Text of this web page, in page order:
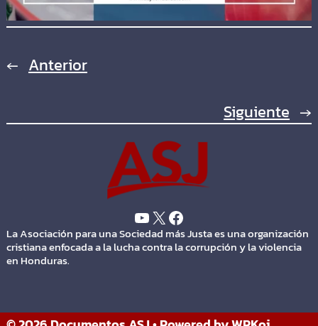
← Anterior
Siguiente →
La Asociación para una Sociedad más Justa es una organización
cristiana enfocada a la lucha contra la corrupción y la violencia
en Honduras.